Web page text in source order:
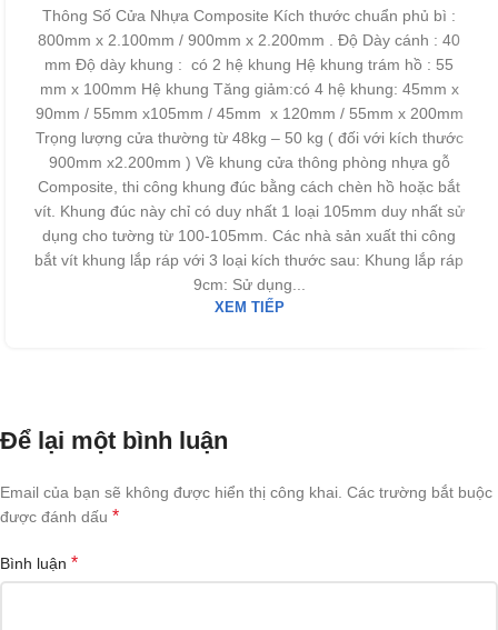
Thông Số Cửa Nhựa Composite Kích thước chuẩn phủ bì :
800mm x 2.100mm / 900mm x 2.200mm . Độ Dày cánh : 40
mm Độ dày khung : có 2 hệ khung Hệ khung trám hồ : 55
mm x 100mm Hệ khung Tăng giảm:có 4 hệ khung: 45mm x
90mm / 55mm x105mm / 45mm x 120mm / 55mm x 200mm
Trọng lượng cửa thường từ 48kg – 50 kg ( đối với kích thước
900mm x2.200mm ) Về khung cửa thông phòng nhựa gỗ
Composite, thi công khung đúc bằng cách chèn hồ hoặc bắt
vít. Khung đúc này chỉ có duy nhất 1 loại 105mm duy nhất sử
dụng cho tường từ 100-105mm. Các nhà sản xuất thi công
bắt vít khung lắp ráp với 3 loại kích thước sau: Khung lắp ráp
9cm: Sử dụng...
XEM TIẾP
Để lại một bình luận
Email của bạn sẽ không được hiển thị công khai. Các trường bắt buộc
được đánh dấu *
Bình luận *